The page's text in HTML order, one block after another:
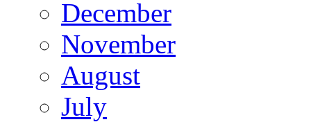
December
November
August
July